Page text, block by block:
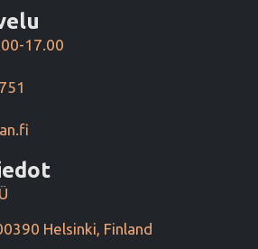
17.00
Helsinki, Finland